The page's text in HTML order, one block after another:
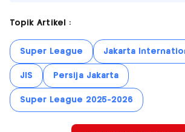
Topik Artikel :
Super League Jakarta
JIS Persija Jakarta
Super League 2025-2026